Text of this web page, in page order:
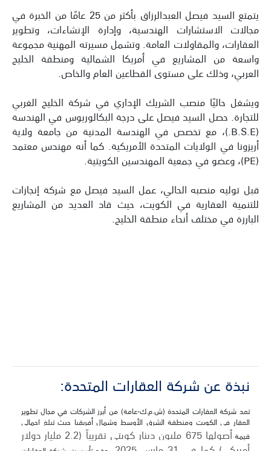
يتمتع السيد فيصل العبدالرزاق بأكثر من 25 عامًا من الخبرة في
مجالات الاستشارات الهندسية، وإدارة الإنشاءات، وتطوير
العقارات، والمقاولات العامة. وتشمل مسيرته المهنية مجموعة
واسعة من المشاريع في أمريكا الشمالية ومنطقة الخليج
العربي، وذلك على مستوى القطاعين العام والخاص.
ويشغل حاليًا منصب الشريك الإداري في شركة الخليج الغربي
للتجارة. حصل السيد فيصل على درجة البكالوريوس في الهندسة
(B.S.E.)، مع تخصص في الهندسة المدنية من جامعة ولاية
أريزونا في الولايات المتحدة الأمريكية. كما أنه مهندس معتمد
(PE)، وعضو في جمعية المهندسين الكويتية.
قبل توليه منصبه الحالي، عمل السيد فيصل مع شركة إنجازات
للتنمية العقارية في الكويت، حيث قاد العديد من المشاريع
البارزة في مختلف أنحاء منطقة الخليج.
نبذة عن شركة العقارات المتحدة‎:
تعد شركة العقارات المتحدة (ش.م.ك-عامة) من أبرز الشركات في مجال تطوير
العقار في الكويت ومنطقة الشرق الأوسط وشمال أفريقيا حيث تبلغ إجمالي
قيمة
أصولها 675 مليون دينار كويتي تقريباً (2.2 مليار دولار